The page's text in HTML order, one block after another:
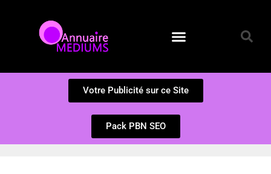
Votre Publicité sur ce Site
Pack PBN SEO